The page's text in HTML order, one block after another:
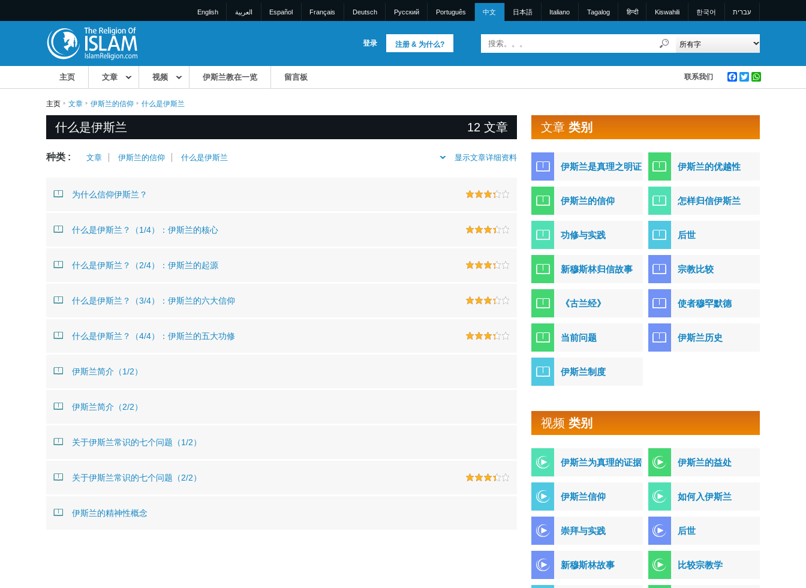
English العربية Español Français Deutsch Pусский Português 中文 日本語 Italiano Tagalog हिन्दी Kiswahili 한국어 עברית
注册 & 为什么?
登录
主页 文章 视频 伊斯兰教在一览 留言板 Facebook
Twitter
联系我们
主页 文章 伊斯兰的信仰 什么是伊斯兰
什么是伊斯兰 12 文章
种类 : 文章 伊斯兰的信仰 什么是伊斯兰 显示文章详细资料
为什么信仰伊斯兰？
什么是伊斯兰？（1/4）：伊斯兰的核心
什么是伊斯兰？（2/4）：伊斯兰的起源
什么是伊斯兰？（3/4）：伊斯兰的六大信仰
什么是伊斯兰？（4/4）：伊斯兰的五大功修
伊斯兰简介（1/2）
伊斯兰简介（2/2）
关于伊斯兰常识的七个问题（1/2）
关于伊斯兰常识的七个问题（2/2）
伊斯兰的精神性概念
文章类别
伊斯兰是真理之明证 伊斯兰的优越性
伊斯兰的信仰 怎样归信伊斯兰
功修与实践 后世
新穆斯林归信故事 宗教比较
《古兰经》 使者穆罕默德
当前问题 伊斯兰历史
伊斯兰制度
视频类别
伊斯兰为真理的证据 伊斯兰的益处
伊斯兰信仰 如何入伊斯兰
崇拜与实践 后世
新穆斯林故事 比较宗教学